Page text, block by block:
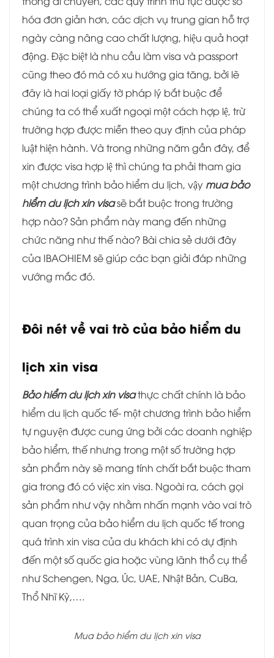
hóa đơn giản hơn, các dịch vụ trung gian hỗ trợ
ngày càng nâng cao chất lượng, hiệu quả hoạt
động. Đặc biệt là nhu cầu làm visa và passport
cũng theo đó mà có xu hướng gia tăng, bởi lẽ
đây là hai loại giấy tờ pháp lý bắt buộc để
chúng ta có thể xuất ngoại một cách hợp lệ, trừ
trường hợp được miễn theo quy định của pháp
luật hiện hành. Và trong những năm gần đây, để
xin được visa hợp lệ thì chúng ta phải tham gia
một chương trình bảo hiểm du lịch, vậy mua bảo
hiểm du lịch xin visasẽ bắt buộc trong trường
hợp nào? Sản phẩm này mang đến những
chức năng như thế nào? Bài chia sẻ dưới đây
của IBAOHIEM sẽ giúp các bạn giải đáp những
vướng mắc đó.
Đôi nét về vai trò của bảo hiểm du
lịch xin visa
Bảo hiểm du lịch xin visathực chất chính là bảo
hiểm du lịch quốc tế- một chương trình bảo hiểm
tự nguyện được cung ứng bởi các doanh nghiệp
bảo hiểm, thế nhưng trong một số trường hợp
sản phẩm này sẽ mang tính chất bắt buộc tham
gia trong đó có việc xin visa. Ngoài ra, cách gọi
sản phẩm như vậy nhằm nhấn mạnh vào vai trò
quan trọng của bảo hiểm du lịch quốc tế trong
quá trình xin visa của du khách khi có dự định
đến một số quốc gia hoặc vùng lãnh thổ cụ thể
như Schengen, Nga, Úc, UAE, Nhật Bản, CuBa,
Thổ Nhĩ Kỳ,….
Mua bảo hiểm du lịch xin visa